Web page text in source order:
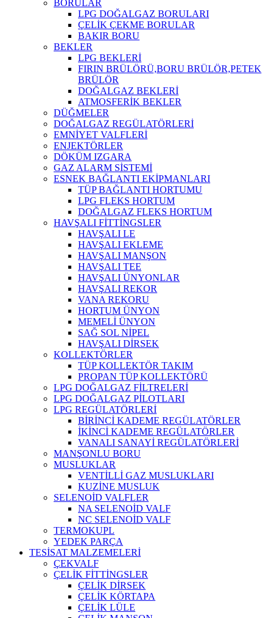
BORULAR
LPG DOĞALGAZ BORULARI
ÇELİK ÇEKME BORULAR
BAKIR BORU
BEKLER
LPG BEKLERİ
FIRIN BRÜLÖRÜ,BORU BRÜLÖR,PETEK
BRÜLÖR
DOĞALGAZ BEKLERİ
ATMOSFERİK BEKLER
DÜĞMELER
DOĞALGAZ REGÜLATÖRLERİ
EMNİYET VALFLERİ
ENJEKTÖRLER
DÖKÜM IZGARA
GAZ ALARM SİSTEMİ
ESNEK BAĞLANTI EKİPMANLARI
TÜP BAĞLANTI HORTUMU
LPG FLEKS HORTUM
DOĞALGAZ FLEKS HORTUM
HAVŞALI FİTTİNGSLER
HAVŞALI LE
HAVŞALI EKLEME
HAVŞALI MANŞON
HAVŞALI TEE
HAVŞALI ÜNYONLAR
HAVŞALI REKOR
VANA REKORU
HORTUM ÜNYON
MEMELİ ÜNYON
SAĞ SOL NİPEL
HAVŞALI DİRSEK
KOLLEKTÖRLER
TÜP KOLLEKTÖR TAKIM
PROPAN TÜP KOLLEKTÖRÜ
LPG DOĞALGAZ FİLTRELERİ
LPG DOĞALGAZ PİLOTLARI
LPG REGÜLATÖRLERİ
BİRİNCİ KADEME REGÜLATÖRLER
İKİNCİ KADEME REGÜLATÖRLER
VANALI SANAYİ REGÜLATÖRLERİ
MANŞONLU BORU
MUSLUKLAR
VENTİLLİ GAZ MUSLUKLARI
KUZİNE MUSLUK
SELENOİD VALFLER
NA SELENOİD VALF
NC SELENOİD VALF
TERMOKUPL
YEDEK PARÇA
TESİSAT MALZEMELERİ
ÇEKVALF
ÇELİK FİTTİNGSLER
ÇELİK DİRSEK
ÇELİK KÖRTAPA
ÇELİK LÜLE